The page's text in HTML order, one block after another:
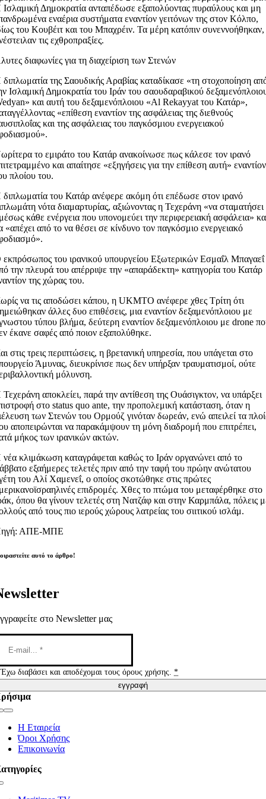
Δημοκρατία ανταπέδωσε εξαπολύοντας πυραύλους και μη
εναέρια συστήματα εναντίον γειτόνων της στον Κόλπο,
του Κουβέιτ και του Μπαχρέιν. Τα μέρη κατόπιν συνεννοήθηκαν,
τις εχθροπραξίες.
διαφωνίες για τη διαχείριση των Στενών
της Σαουδικής Αραβίας καταδίκασε «τη στοχοποίηση
Ισλαμική Δημοκρατία του Ιράν του σαουδαραβικού
και αυτή του δεξαμενόπλοιου «Al Rekayyat του Κατάρ»,
«επίθεση εναντίον της ασφάλειας της διεθνούς
και της ασφάλειας του παγκόσμιου ενεργειακού
το εμιράτο του Κατάρ ανακοίνωσε πως κάλεσε τον ιρανό
και απαίτησε «εξηγήσεις για την επίθεση αυτή» εναντίον
πλοίου του.
του Κατάρ ανέφερε ακόμη ότι επέδωσε στον ιρανό
νότα διαμαρτυρίας, αξιώνοντας η Τεχεράνη «να σταματήσει
κάθε ενέργεια που υπονομεύει την περιφερειακή ασφάλεια»
«απέχει από το να θέσει σε κίνδυνο τον παγκόσμιο ενεργειακό
του ιρανικού υπουργείου Εξωτερικών Εσμαΐλ Μπαγαεΐ
την πλευρά του απέρριψε την «απαράδεκτη» κατηγορία του Κατάρ
της χώρας του.
να τις αποδώσει κάπου, η UKMTO ανέφερε χθες Τρίτη ότι
άλλες δυο επιθέσεις, μια εναντίον δεξαμενόπλοιου με
τύπου βλήμα, δεύτερη εναντίον δεξαμενόπλοιου με drone
έκανε σαφές από ποιον εξαπολύθηκε.
στις τρεις περιπτώσεις, η βρετανική υπηρεσία, που υπάγεται στο
Άμυνας, διευκρίνισε πως δεν υπήρξαν τραυματισμοί, ούτε
μόλυνση.
αποκλείει, παρά την αντίθεση της Ουάσιγκτον, να υπάρξει
στο status quo ante, την προπολεμική κατάσταση, όταν η
των Στενών του Ορμούζ γινόταν δωρεάν, ενώ απειλεί τα
αποπειρώνται να παρακάμψουν τη μόνη διαδρομή που επιτρέπει,
μήκος των ιρανικών ακτών.
κλιμάκωση καταγράφεται καθώς το Ιράν οργανώνει από το
εξαήμερες τελετές πριν από την ταφή του πρώην ανώτατου
του Αλί Χαμενεΐ, ο οποίος σκοτώθηκε στις πρώτες
επιδρομές. Χθες το πτώμα του μεταφέρθηκε στο
όπου θα γίνουν τελετές στη Νατζάφ και στην Καρμπάλα, πόλεις
από τους πιο ιερούς χώρους λατρείας του σιιτικού ισλάμ.
ΑΠΕ-ΜΠΕ
αυτό το άρθρο!
στο Newsletter μας
Έχω διαβάσει και αποδέχομαι τους όρους χρήσης.*
εγγραφή
Η Εταιρεία
Όροι Χρήσης
Επικοινωνία